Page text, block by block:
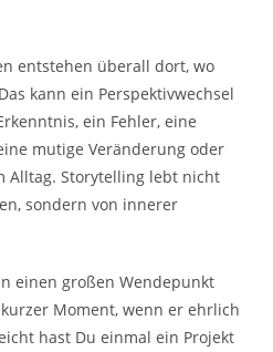
entstehen überall dort, wo
kann ein Perspektivwechsel
ein Fehler, eine
mutige Veränderung oder
Alltag. Storytelling lebt nicht
sondern von innerer
einen großen Wendepunkt
Moment, wenn er ehrlich
hast Du einmal ein Projekt